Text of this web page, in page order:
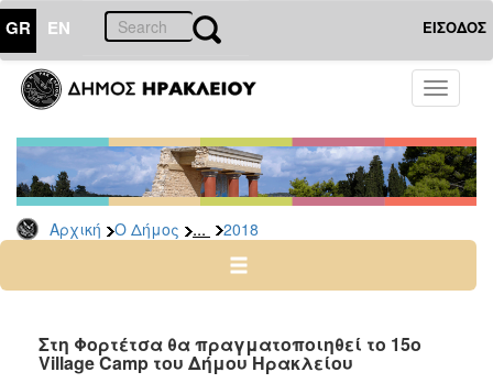
GR EN ΕΙΣΟΔΟΣ
Toggle
Αρχική Ο Δήμος ... 2018
ΔΗΜΟΣ
Δελτία
Τύπου
Αρχείο
2026
2024
2022
Στη Φορτέτσα θα πραγματοποιηθεί το 15ο
Village Camp του Δήμου Ηρακλείου